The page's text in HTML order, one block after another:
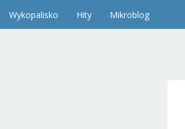
Wykopalisko Hity Mikroblog